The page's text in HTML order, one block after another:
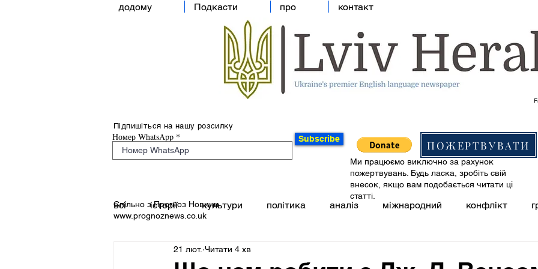
додому Подкасти про контакт
Підпишіться на нашу розсилку
Номер WhatsApp Subscribe ПОЖЕРТВУВАТИ
Спільно з Прогноз Новини
www.prognoznews.co.uk
Ми працюємо виключно за рахунок
пожертвувань. Будь ласка, зробіть свій
внесок, якщо вам подобається читати ці
статті.
всі історії культури політика аналіз міжнародний конфлікт
21 лют. Читати 4 хв